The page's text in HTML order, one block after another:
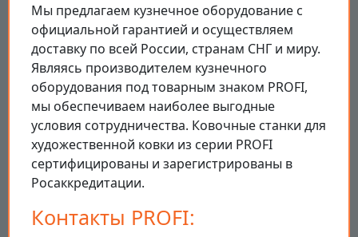
Мы предлагаем кузнечное оборудование с
официальной гарантией и осуществляем
доставку по всей России, странам СНГ и миру.
Являясь производителем кузнечного
оборудования под товарным знаком PROFI,
мы обеспечиваем наиболее выгодные
условия сотрудничества. Ковочные станки для
художественной ковки из серии PROFI
сертифицированы и зарегистрированы в
Росаккредитации.
Контакты PROFI: